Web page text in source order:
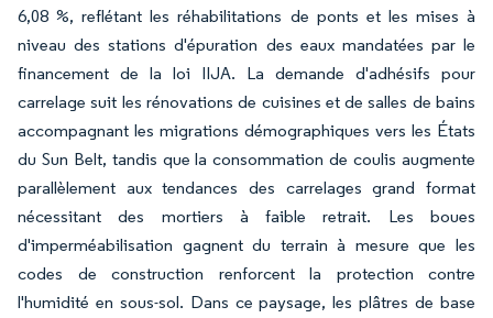
6,08 %, reflétant les réhabilitations de ponts et les mises à
niveau des stations d'épuration des eaux mandatées par le
financement de la loi IIJA. La demande d'adhésifs pour
carrelage suit les rénovations de cuisines et de salles de bains
accompagnant les migrations démographiques vers les États
du Sun Belt, tandis que la consommation de coulis augmente
parallèlement aux tendances des carrelages grand format
nécessitant des mortiers à faible retrait. Les boues
d'imperméabilisation gagnent du terrain à mesure que les
codes de construction renforcent la protection contre
l'humidité en sous-sol. Dans ce paysage, les plâtres de base